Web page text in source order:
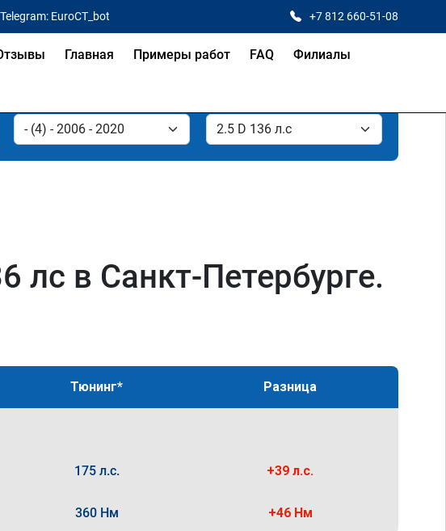
Telegram: EuroCT_bot +7 812 660-51-08
Главная Примеры работ FAQ Филиалы
лс в Санкт-Петербурге.
Тюнинг* Разница
175 л.с. +39 л.с.
360 Нм +46 Нм